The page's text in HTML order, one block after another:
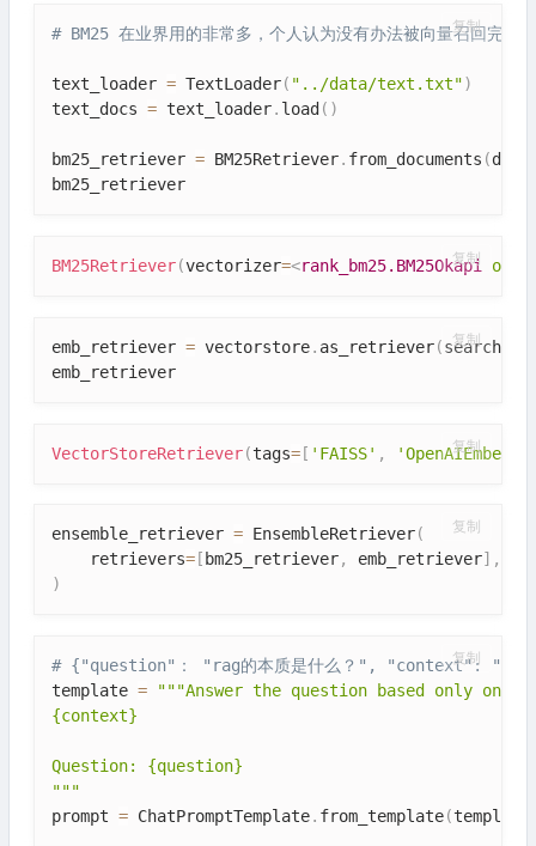
# BM25 在业界用的非常多，个人认为没有办法被向量召回完全
text_loader = TextLoader( "../data/text.txt")
text_docs = text_loader. load ( )
bm25_retriever = BM25Retriever. from_documents (
bm25_retriever
复制
BM25Retriever(vectorizer=<rank_bm25.BM25Okapi
复制
emb_retriever = vectorstore. as_retriever(
emb_retriever
复制
VectorStoreRetriever(tags= [ 'FAISS' , 复制
ensemble_retriever = EnsembleRetriever(
    retrievers
= [ bm25_retriever, emb_retriever] ,
)
复制
# {"question"： "rag的本质是什么？", "context":
template =
"""Answer the question based only on
{context}
Question: {question}
"""
prompt = ChatPromptTemplate. from_template(template
复制